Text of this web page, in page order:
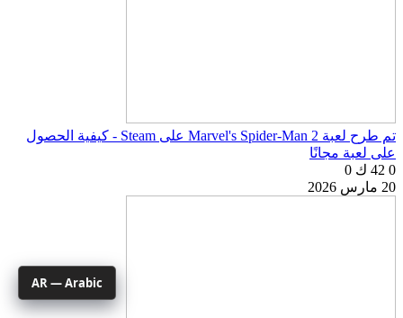
تم طرح لعبة Marvel's Spider-Man 2 على Steam - كيفية الحصول
على لعبة مجانًا
0 42 ك
0
20 مارس 2026
AR — Arabic